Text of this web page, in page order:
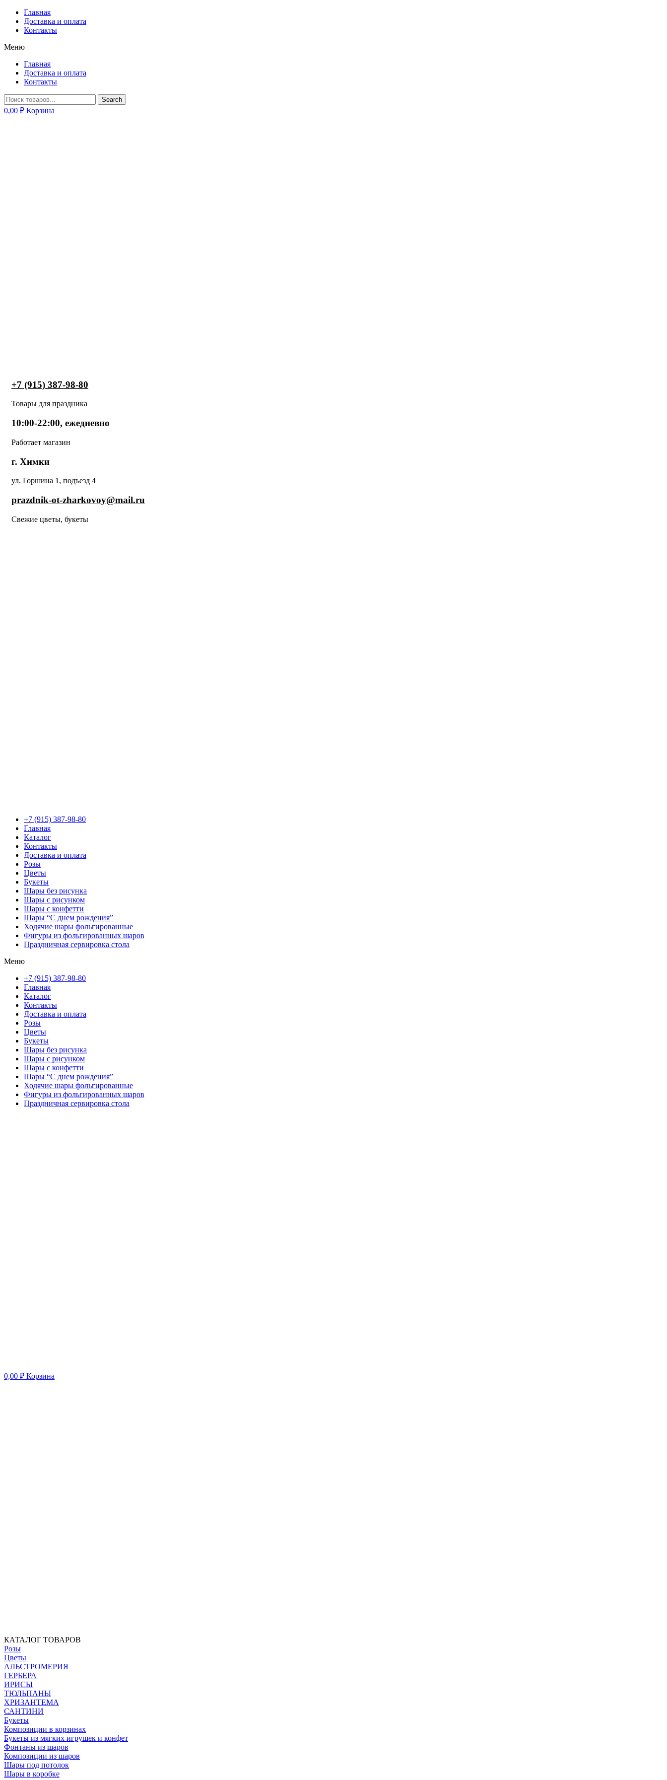
Главная
Доставка и оплата
Контакты
Меню
Главная
Доставка и оплата
Контакты
Search
0,00 ₽ Корзина
+7 (915) 387-98-80
Товары для праздника
10:00-22:00, ежедневно
Работает магазин
г. Химки
ул. Горшина 1, подъезд 4
prazdnik-ot-zharkovoy@mail.ru
Свежие цветы, букеты
+7 (915) 387-98-80
Главная
Каталог
Контакты
Доставка и оплата
Розы
Цветы
Букеты
Шары без рисунка
Шары с рисунком
Шары с конфетти
Шары “С днем рождения”
Ходячие шары фольгированные
Фигуры из фольгированных шаров
Праздничная сервировка стола
Меню
+7 (915) 387-98-80
Главная
Каталог
Контакты
Доставка и оплата
Розы
Цветы
Букеты
Шары без рисунка
Шары с рисунком
Шары с конфетти
Шары “С днем рождения”
Ходячие шары фольгированные
Фигуры из фольгированных шаров
Праздничная сервировка стола
0,00 ₽ Корзина
КАТАЛОГ ТОВАРОВ
Розы
Цветы
АЛЬСТРОМЕРИЯ
ГЕРБЕРА
ИРИСЫ
ТЮЛЬПАНЫ
ХРИЗАНТЕМА
САНТИНИ
Букеты
Композиции в корзинах
Букеты из мягких игрушек и конфет
Фонтаны из шаров
Композиции из шаров
Шары под потолок
Шары в коробке